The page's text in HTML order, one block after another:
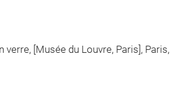
[Musée du Louvre, Paris], Paris,